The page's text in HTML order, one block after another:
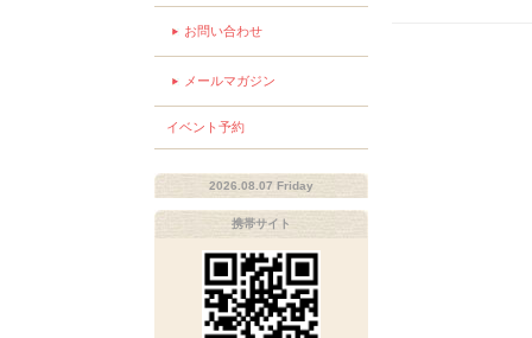
お問い合わせ
メールマガジン
イベント予約
2026.08.07 Friday
携帯サイト